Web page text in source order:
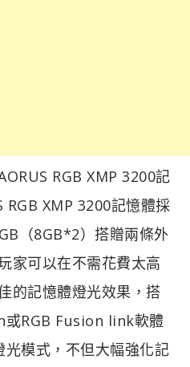
RGB XMP 3200記
RGB XMP 3200記憶體採
（8GB*2）搭贈兩條外
家可以在不需花費太高
的記憶體燈光效果，搭
或RGB Fusion link軟體
模式，不但大幅強化記